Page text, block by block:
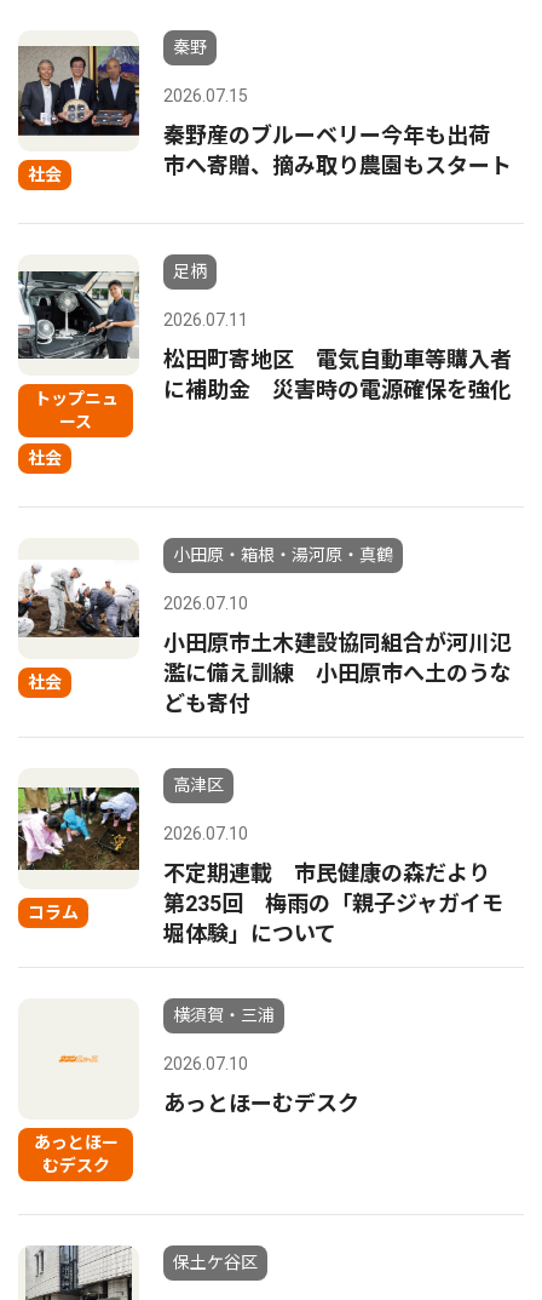
社会
秦野
2026.07.15
秦野産のブルーベリー今年も出荷
市へ寄贈、摘み取り農園もスタート
トップニュ
ース
社会
足柄
2026.07.11
松田町寄地区 電気自動車等購入者
に補助金 災害時の電源確保を強化
社会
小田原・箱根・湯河原・真鶴
2026.07.10
小田原市土木建設協同組合が河川氾
濫に備え訓練 小田原市へ土のうな
ども寄付
コラム
高津区
2026.07.10
不定期連載 市民健康の森だより
第235回 梅雨の「親子ジャガイモ
堀体験」について
あっとほー
むデスク
横須賀・三浦
2026.07.10
あっとほーむデスク
保土ケ谷区